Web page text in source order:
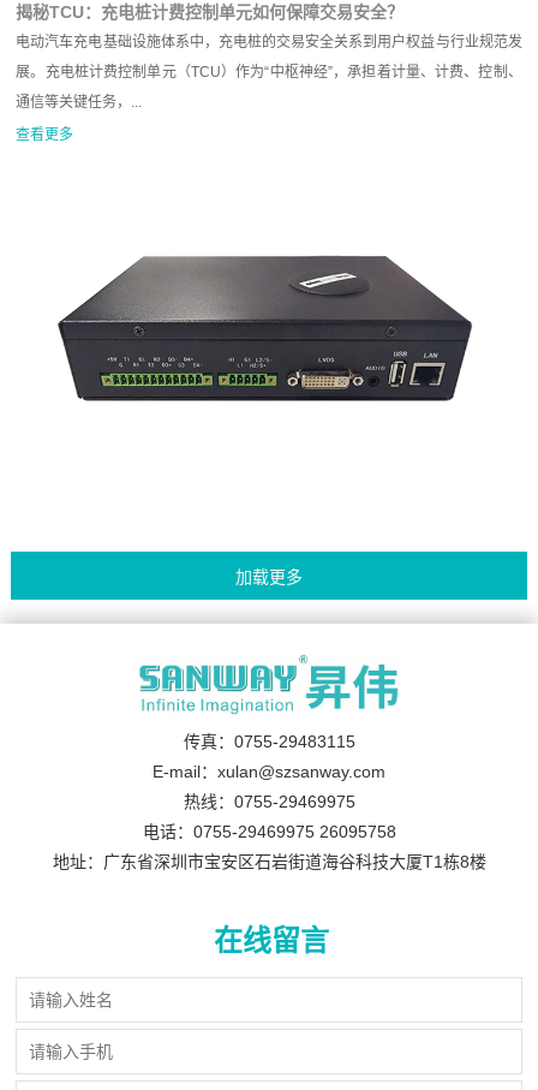
揭秘TCU：充电桩计费控制单元如何保障交易安全？
电动汽车充电基础设施体系中，充电桩的交易安全关系到用户权益与行业规范发
展。充电桩计费控制单元（TCU）作为“中枢神经”，承担着计量、计费、控制、
通信等关键任务，...
查看更多
传真：0755-29483115
E-mail：xulan@szsanway.com
热线：0755-29469975
电话：0755-29469975 26095758
地址：广东省深圳市宝安区石岩街道海谷科技大厦T1栋8楼
在线留言